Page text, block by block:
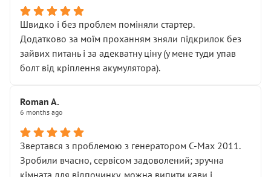
Швидко і без проблем поміняли стартер.
Додатково за моїм проханням зняли підкрилок без
зайвих питань і за адекватну ціну (у мене туди упав
болт від кріплення акумулятора).
Roman A.
6 months ago
Звертався з проблемою з генератором C-Max 2011.
Зробили вчасно, сервісом задоволений; зручна
кімната для відпочинку, можна випити кави і